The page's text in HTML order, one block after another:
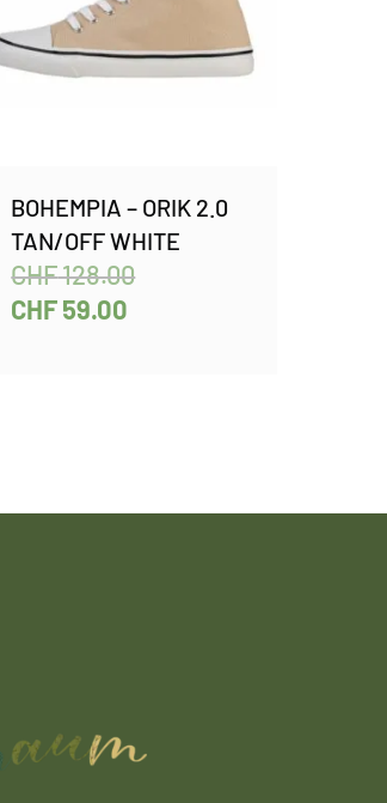
BOHEMPIA – ORIK 2.0
TAN/OFF WHITE
CHF128.00
CHF59.00